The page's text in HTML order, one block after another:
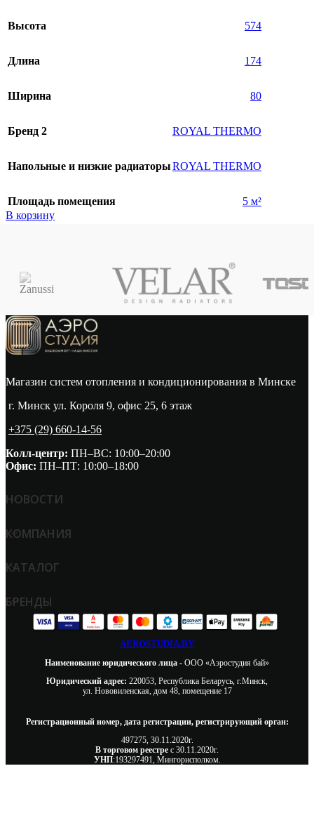
Высота 574
Длина 174
Ширина 80
Бренд 2 ROYAL THERMO
Напольные и низкие радиаторыROYAL THERMO
Площадь помещения
5 м²
В корзину
Магазин систем отопления и кондиционирования в Минске
г. Минск ул. Короля 9, офис 25, 6 этаж
+375 (29) 660-14-56
Колл-центр: ПН–ВС: 10:00–20:00​
Офис: ПН–ПТ: 10:00–18:00
НОВОСТИ
КОМПАНИЯ
КАТАЛОГ
БРЕНДЫ
AEROSTUDIA.BY
Наименование юридического лица - ООО «Аэростудия бай»
Юридический адрес: 220053, Республика Беларусь, г.Минск,
ул. Нововиленская, дом 48, помещение 17
Регистрационный номер, дата регистрации, регистрирующий орган:
497275, 30.11.2020г.
В торговом реестре с 30.11.2020г.
УНП:193297491, Мингорисполком.